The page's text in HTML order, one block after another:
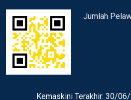
Jumlah
Kemaskini Terakhir: 30/06/